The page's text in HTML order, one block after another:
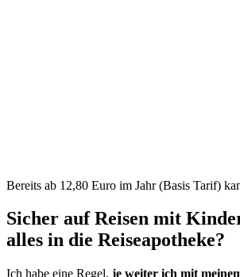
Bereits ab 12,80 Euro im Jahr (Basis Tarif)
Sicher auf Reisen mit
alles in die Reiseapotheke?
Ich habe eine Regel, je weiter ich mit